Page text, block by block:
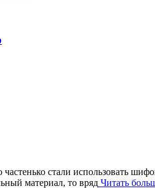
стали использовать
материал, то вряд Читать